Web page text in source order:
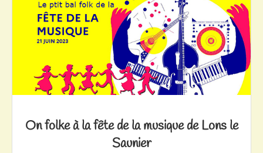
On folke à la fête de la musique de Lons le
Saunier